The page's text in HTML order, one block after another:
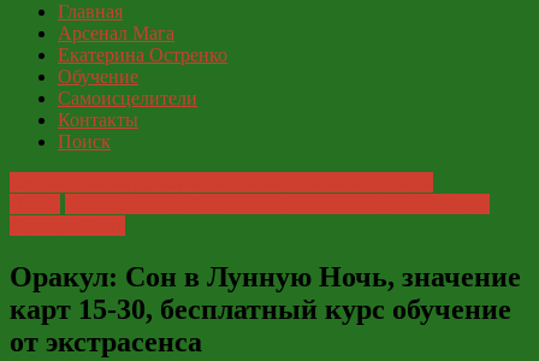
Главная
Арсенал Мага
Екатерина Остренко
Обучение
Самоисцелители
Контакты
Поиск
Оракул: Сон в Лунную Ночь, значение
карт 15-30, бесплатный курс обучение
от экстрасенса